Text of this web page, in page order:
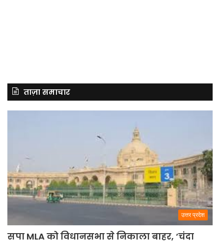
ताज़ा समाचार
उत्तर प्रदेश
सपा MLA को विधानसभा से निकाला बाहर, ‘चंदा